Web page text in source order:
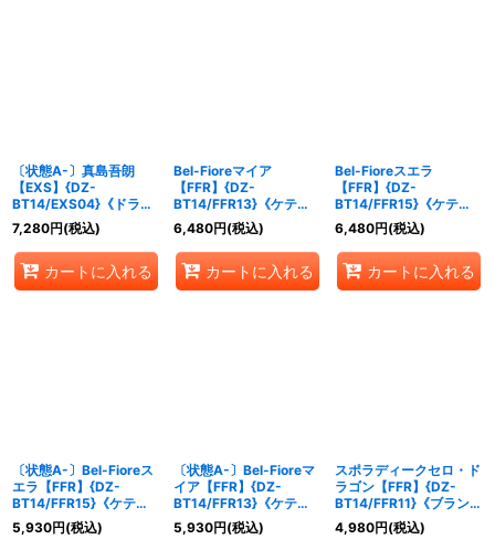
〔状態A-〕真島吾朗
【EXS】{DZ-
BT14/EXS04}《ドラゴ
ンエンパイア》
7,280円(税込)
カートに入れる
Bel-Fioreマイア
【FFR】{DZ-
BT14/FFR13}《ケテル
サンクチュアリ》
6,480円(税込)
カートに入れる
Bel-Fioreスエラ
【FFR】{DZ-
BT14/FFR15}《ケテル
サンクチュアリ》
6,480円(税込)
カートに入れる
〔状態A-〕Bel-Fioreス
エラ【FFR】{DZ-
BT14/FFR15}《ケテル
サンクチュアリ》
5,930円(税込)
〔状態A-〕Bel-Fioreマ
イア【FFR】{DZ-
BT14/FFR13}《ケテル
サンクチュアリ》
5,930円(税込)
スポラディークセロ・ド
ラゴン【FFR】{DZ-
BT14/FFR11}《ブラント
ゲート》
4,980円(税込)